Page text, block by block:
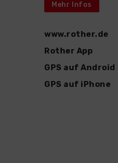
Mehr Infos
www.rother.de
Rother App
GPS auf Android
GPS auf iPhone